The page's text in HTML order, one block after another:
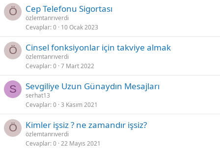
Ö Cep Telefonu Sigortası
özlemtanrıverdi
Cevaplar 0 10 Ocak 2023
Ö Cinsel fonksiyonlar için takviye almak
özlemtanrıverdi
Cevaplar 0 7 Mart 2022
S Sevgiliye Uzun Günaydın Mesajları
serhat13
Cevaplar 0 3 Kasım 2021
Ö Kimler işsiz ? ne zamandır işsiz?
özlemtanrıverdi
Cevaplar 0 22 Mayıs 2021